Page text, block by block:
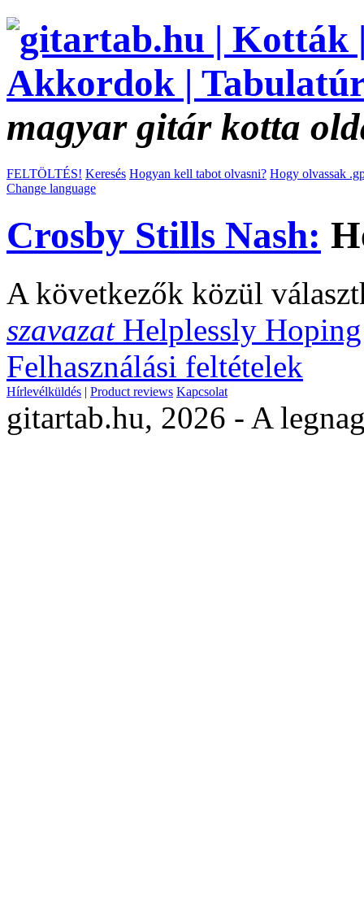
magyar gitár kotta
FELTÖLTÉS! Keresés Hogyan kell tabot olvasni? Hogy olvassak
Change language
Crosby Stills Nash:
A következők közül
szavazat Helplessly
Felhasználási feltételek
Hírlevélküldés | Product reviews Kapcsolat
gitartab.hu, 2026 - A